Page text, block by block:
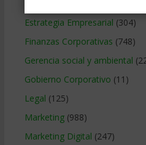
Estrategia Empresarial (304)
Finanzas Corporativas (748)
Gerencia social y ambiental
Gobierno Corporativo (11)
Legal (125)
Marketing(988)
Marketing Digital (247)